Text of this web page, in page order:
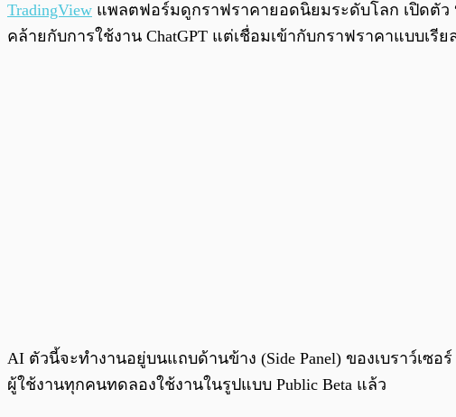
TradingView แพลตฟอร์มดูกราฟราคายอดนิยมระดับโลก เปิดตัว
คล้ายกับการใช้งาน ChatGPT แต่เชื่อมเข้ากับกราฟราคาแบบเรีย
AI ตัวนี้จะทำงานอยู่บนแถบด้านข้าง (Side Panel) ของเบราว์เซอร์
ผู้ใช้งานทุกคนทดลองใช้งานในรูปแบบ Public Beta แล้ว